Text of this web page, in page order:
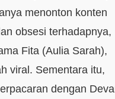
menonton konten
obsesi terhadapnya,
Fita (Aulia Sarah),
viral. Sementara itu,
dengan